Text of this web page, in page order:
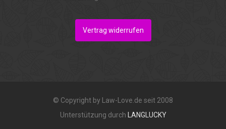
Vertrag widerrufen
© Copyright by Law-Love.de seit 2008
Unterstützung durch
LANGLUCKY